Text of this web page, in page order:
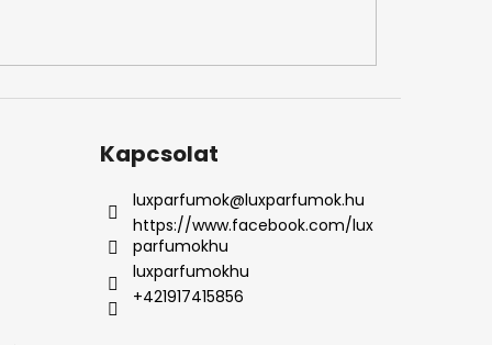
Kapcsolat
luxparfumok@luxparfumok.hu
https://www.facebook.com/lux
parfumokhu
luxparfumokhu
+421917415856